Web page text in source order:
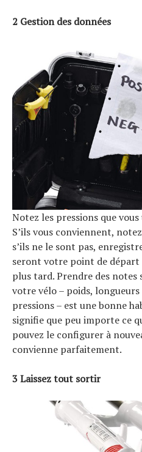
2 Gestion des données
Notez les pressions que
S’ils vous conviennent,
s’ils ne le sont pas,
seront votre point de
plus tard. Prendre des
votre vélo – poids,
pressions – est une bonne
signifie que peu importe ce
pouvez le configurer à
convienne parfaitement.
3 Laissez tout sortir